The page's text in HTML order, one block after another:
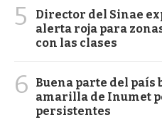
5
Director del Sinae
alerta roja para
con las clases
6
Buena parte del país
amarilla de Inumet
persistentes